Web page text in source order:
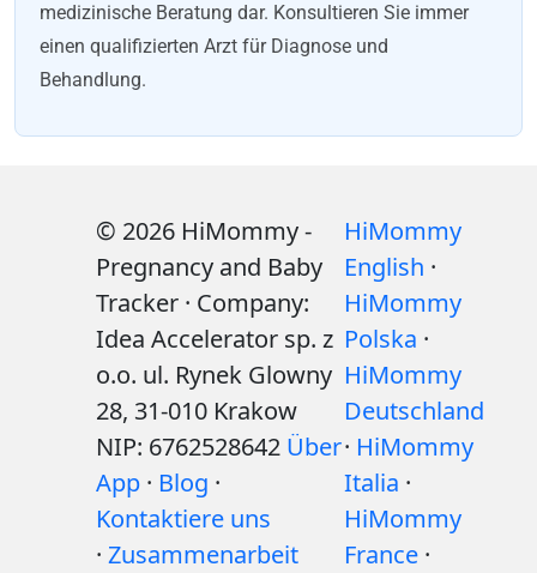
medizinische Beratung dar. Konsultieren Sie immer
einen qualifizierten Arzt für Diagnose und
Behandlung.
© 2026 HiMommy -
Pregnancy and Baby
Tracker · Company:
Idea Accelerator sp. z
o.o. ul. Rynek Glowny
28, 31-010 Krakow
NIP: 6762528642 Über
App · Blog ·
Kontaktiere uns
· Zusammenarbeit
HiMommy
English ·
HiMommy
Polska ·
HiMommy
Deutschland
· HiMommy
Italia ·
HiMommy
France ·